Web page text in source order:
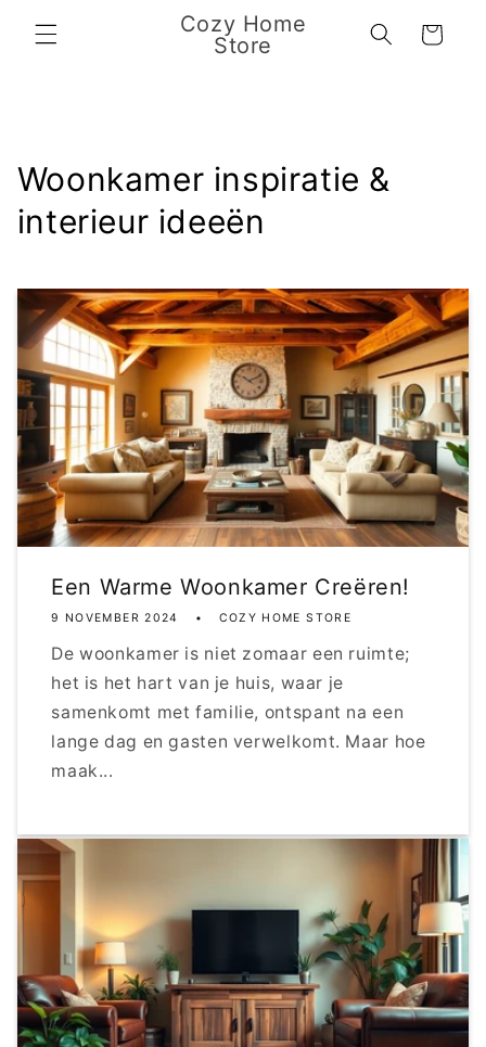
naar de
content
Cozy Home
Store
Winkelwagen
Woonkamer inspiratie &
interieur ideeën
Een Warme Woonkamer Creëren!
9 NOVEMBER 2024 COZY HOME STORE
De woonkamer is niet zomaar een ruimte;
het is het hart van je huis, waar je
samenkomt met familie, ontspant na een
lange dag en gasten verwelkomt. Maar hoe
maak...